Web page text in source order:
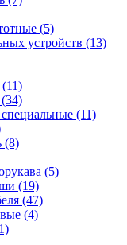
(5)
устройств (13)
(11)
(8)
(5)
(19)
(47)
(4)